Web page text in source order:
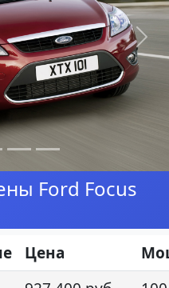
Ford Focus
Цена